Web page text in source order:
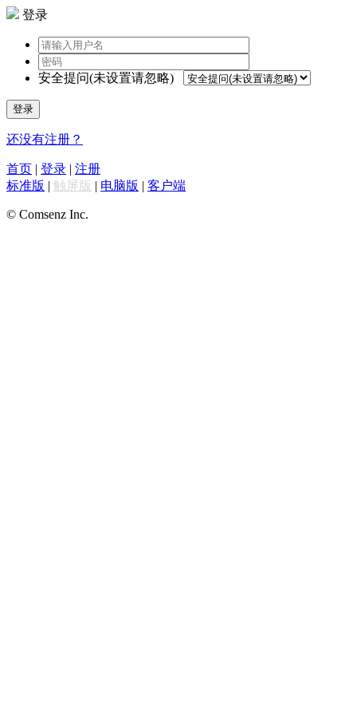
登录
安全提问(未设置请忽略)
登录
还没有注册？
首页 | 登录 | 注册
标准版 | 触屏版 | 电脑版 | 客户端
© Comsenz Inc.